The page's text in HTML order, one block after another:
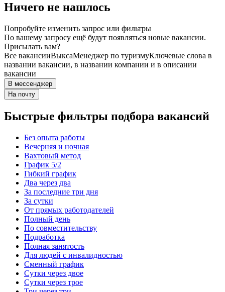
Ничего не нашлось
Попробуйте изменить запрос или фильтры
По вашему запросу ещё будут появляться новые вакансии.
Присылать вам?
Все вакансииВыксаМенеджер по туризмуКлючевые слова в
названии вакансии, в названии компании и в описании
вакансии
В мессенджер
На почту
Быстрые фильтры подбора вакансий
Без опыта работы
Вечерняя и ночная
Вахтовый метод
График 5/2
Гибкий график
Два через два
За последние три дня
За сутки
От прямых работодателей
Полный день
По совместительству
Подработка
Полная занятость
Для людей с инвалидностью
Сменный график
Сутки через двое
Сутки через трое